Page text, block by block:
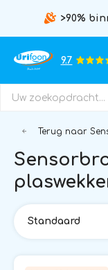
>90%
9.7
Terug naar
Standaard